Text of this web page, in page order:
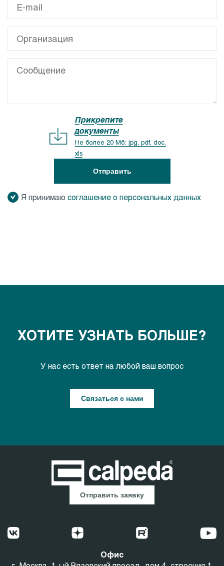
Прикрепите
документы
Не более 20 Мб: jpg, pdf, doc,
xls
Отправить
Я принимаю соглашение о персональных данных
ХОТИТЕ УЗНАТЬ БОЛЬШЕ?
У нас есть ответ на любой ваш вопрос
Связаться с нами
Отправить заявку
Офис